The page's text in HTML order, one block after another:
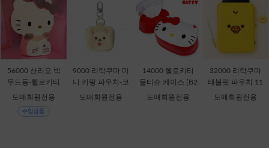
56000 산리오 빅
무드등-헬로키티
[C1-315167]
도매회원전용
9000 리락쿠마 미
니 키링 파우치-코
리락쿠마 [C2-069
도매회원전용
14000 헬로키티
물티슈 케이스 [B2
-378816]
도매회원전용
32000 리락쿠마
태블릿 파우치 11
인치-키이로이토
도매회원전용